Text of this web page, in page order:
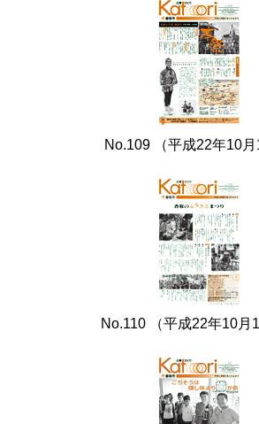
No.109 （平成22年10月
No.110 （平成22年10月